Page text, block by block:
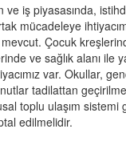
iş piyasasında,
mücadeleye
Çocuk
ve sağlık alanı ile
var. Okullar,
tadilattan
toplu ulaşım sistemi
edilmelidir.